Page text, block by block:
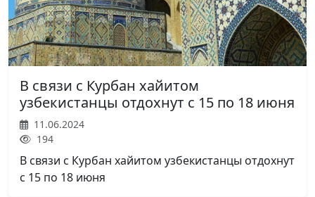
В связи с Курбан хайитом
узбекистанцы отдохнут с 15 по 18 июня
11.06.2024
194
В связи с Курбан хайитом узбекистанцы отдохнут
с 15 по 18 июня